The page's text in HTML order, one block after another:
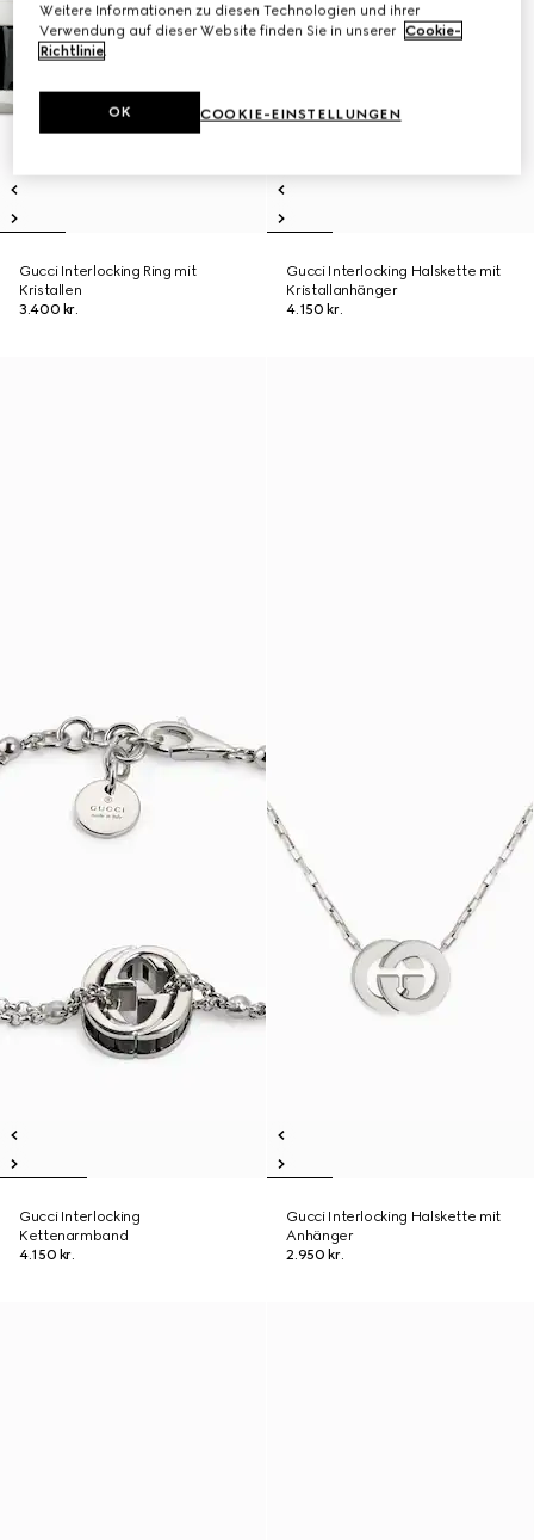
Gucci Interlocking Ring mit
Kristallen
3.400 kr.
Gucci Interlocking Halskette mit
Kristallanhänger
4.150 kr.
Gucci Interlocking
Kettenarmband
4.150 kr.
Gucci Interlocking Halskette mit
Anhänger
2.950 kr.
Weitere Informationen zu diesen Technologien und ihrer
Verwendung auf dieser Website finden Sie in unserer Cookie-
Richtlinie.
COOKIE-EINSTELLUNGEN
OK